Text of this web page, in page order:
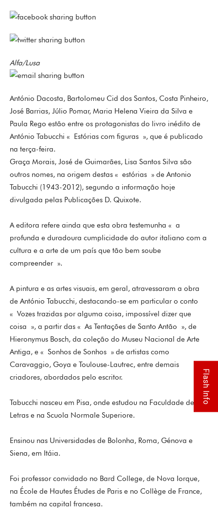
Alfa/Lusa
António Dacosta, Bartolomeu Cid dos Santos, Costa Pinheiro,
José Barrias, Júlio Pomar, Maria Helena Vieira da Silva e
Paula Rego estão entre os protagonistas do livro inédito de
António Tabucchi « Estórias com figuras », que é publicado
na terça-feira.
Graça Morais, José de Guimarães, Lisa Santos Silva são
outros nomes, na origem destas « estórias » de Antonio
Tabucchi (1943-2012), segundo a informação hoje
divulgada pelas Publicações D. Quixote.
A editora refere ainda que esta obra testemunha « a
profunda e duradoura cumplicidade do autor italiano com a
cultura e a arte de um país que tão bem soube
compreender ».
A pintura e as artes visuais, em geral, atravessaram a obra
de António Tabucchi, destacando-se em particular o conto
« Vozes trazidas por alguma coisa, impossível dizer que
coisa », a partir das « As Tentações de Santo Antão », de
Hieronymus Bosch, da coleção do Museu Nacional de Arte
Antiga, e « Sonhos de Sonhos » de artistas como
Caravaggio, Goya e Toulouse-Lautrec, entre demais
criadores, abordados pelo escritor.
Tabucchi nasceu em Pisa, onde estudou na Faculdade de
Letras e na Scuola Normale Superiore.
Ensinou nas Universidades de Bolonha, Roma, Génova e
Siena, em Itáia.
Foi professor convidado no Bard College, de Nova Iorque,
na École de Hautes Études de Paris e no Collège de France,
também na capital francesa.
Flash Info